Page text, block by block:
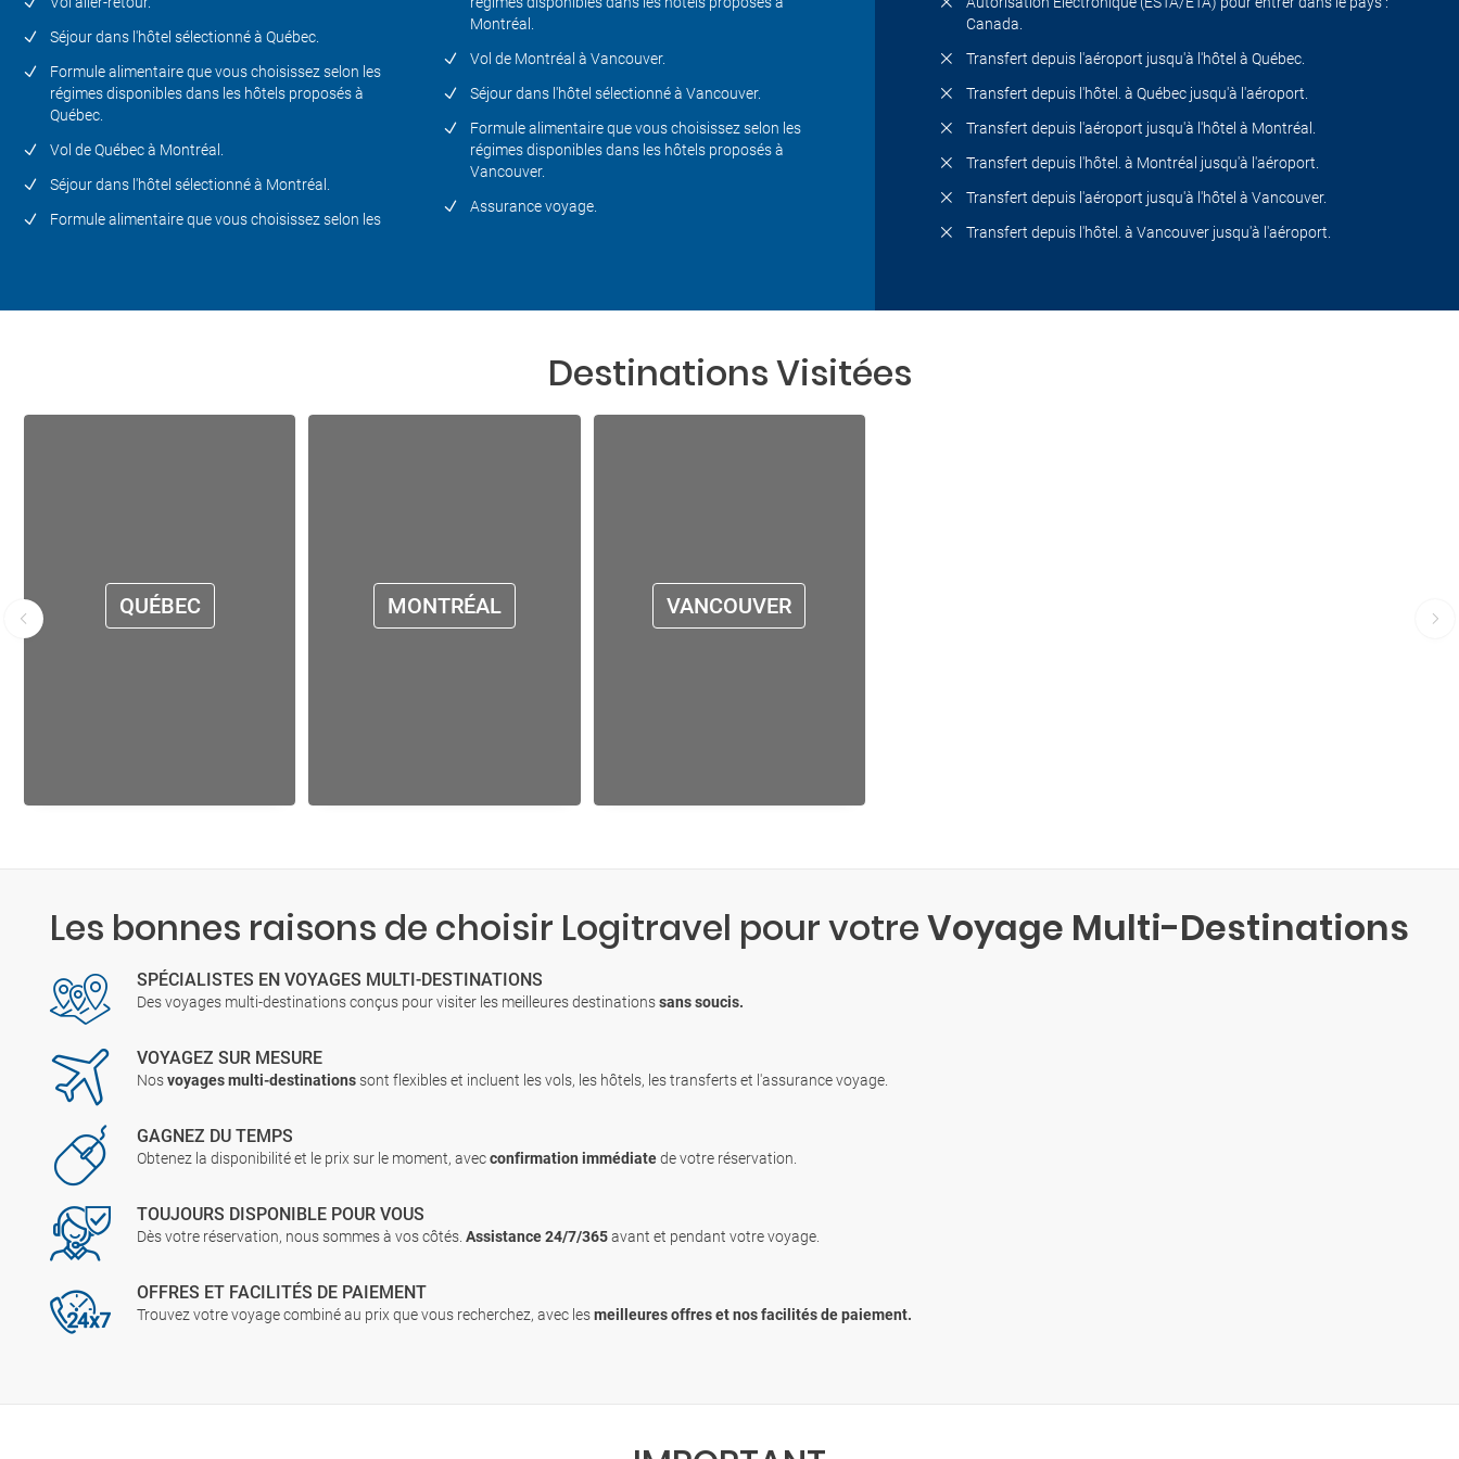
Séjour dans l'hôtel sélectionné à Québec.
Formule alimentaire que vous choisissez selon les
régimes disponibles dans les hôtels proposés à
Québec.
Vol de Québec à Montréal.
Séjour dans l'hôtel sélectionné à Montréal.
Formule alimentaire que vous choisissez selon les
Montréal.
Vol de Montréal à Vancouver.
Séjour dans l'hôtel sélectionné à Vancouver.
Formule alimentaire que vous choisissez selon les
régimes disponibles dans les hôtels proposés à
Vancouver.
Assurance voyage.
Canada.
Transfert depuis l'aéroport jusqu'à l'hôtel à Québec.
Transfert depuis l'hôtel. à Québec jusqu'à l'aéroport.
Transfert depuis l'aéroport jusqu'à l'hôtel à Montréal.
Transfert depuis l'hôtel. à Montréal jusqu'à l'aéroport.
Transfert depuis l'aéroport jusqu'à l'hôtel à Vancouver.
Transfert depuis l'hôtel. à Vancouver jusqu'à l'aéroport.
Destinations Visitées
QUÉBEC MONTRÉAL VANCOUVER
Les bonnes raisons de choisir Logitravel pour votreVoyage Multi-Destinations
SPÉCIALISTES EN VOYAGES MULTI-DESTINATIONS
Des voyages multi-destinations conçus pour visiter les meilleures destinationssans soucis.
VOYAGEZ SUR MESURE
Nosvoyages multi-destinations sont flexibles et incluent les vols, les hôtels, les transferts et l'assurance voyage.
GAGNEZ DU TEMPS
Obtenez la disponibilité et le prix sur le moment, avecconfirmation immédiatede votre réservation.
TOUJOURS DISPONIBLE POUR VOUS
Dès votre réservation, nous sommes à vos côtés.Assistance 24/7/365avant et pendant votre voyage.
OFFRES ET FACILITÉS DE PAIEMENT
Trouvez votre voyage combiné au prix que vous recherchez, avec lesmeilleures offres et nos facilités de paiement.